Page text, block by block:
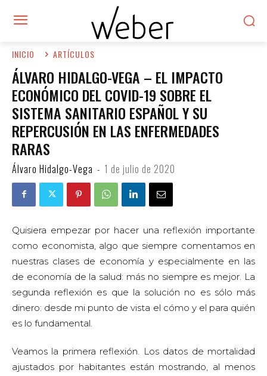
INICIO ARTÍCULOS
ÁLVARO HIDALGO-VEGA – EL IMPACTO
ECONÓMICO DEL COVID-19 SOBRE EL
SISTEMA SANITARIO ESPAÑOL Y SU
REPERCUSIÓN EN LAS ENFERMEDADES
RARAS
Álvaro Hidalgo-Vega - 1 de julio de 2020
Quisiera empezar por hacer una reflexión importante
como economista, algo que siempre comentamos en
nuestras clases de economía y especialmente en las
de economía de la salud: más no siempre es mejor. La
segunda reflexión es que la solución no es sólo más
dinero: desde mi punto de vista el cómo y el para quién
es lo fundamental.
Veamos la primera reflexión. Los datos de mortalidad
ajustados por habitantes están mostrando, al menos